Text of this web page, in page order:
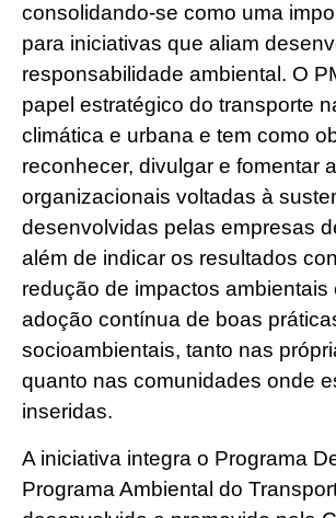
consolidando-se como uma
para iniciativas que aliam
responsabilidade ambiental. O
papel estratégico do transporte
climática e urbana e tem como
reconhecer, divulgar e fomentar
organizacionais voltadas à
desenvolvidas pelas empresas
além de indicar os resultados
redução de impactos ambientais
adoção contínua de boas
socioambientais, tanto nas
quanto nas comunidades onde
inseridas.
A iniciativa integra o Programa
Programa Ambiental do